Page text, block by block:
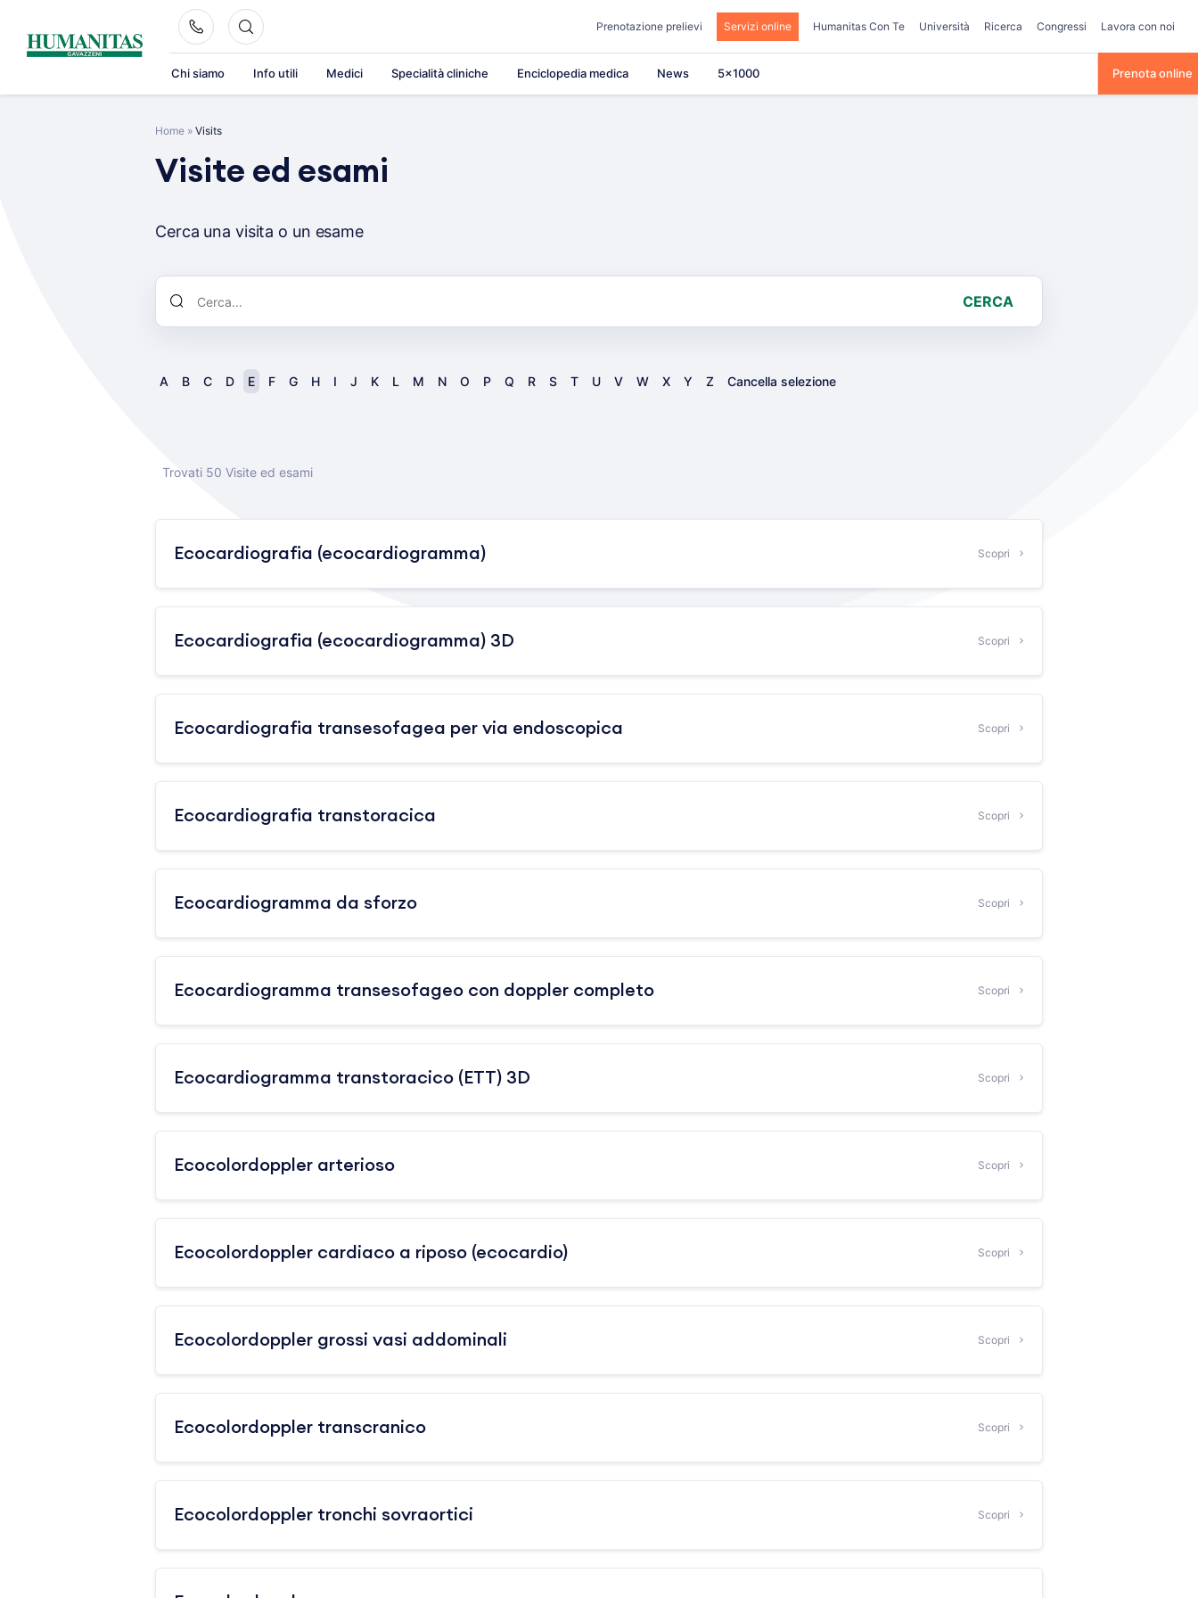
content
Prenotazione prelievi Servizi online Humanitas Con Te Università Ricerca Congressi Lavora con noi
Chi siamo Info utili Medici Specialità cliniche Enciclopedia medica News 5×1000 Prenota online
Home » Visits
Visite ed esami
Cerca una visita o un esame
CERCA
A B C D E F G H I J K L M N O P Q R S T U V W X Y Z Cancella selezione
Trovati 50 Visite ed esami
Ecocardiografia (ecocardiogramma) Scopri
Ecocardiografia (ecocardiogramma) 3D Scopri
Ecocardiografia transesofagea per via endoscopica Scopri
Ecocardiografia transtoracica Scopri
Ecocardiogramma da sforzo Scopri
Ecocardiogramma transesofageo con doppler completo Scopri
Ecocardiogramma transtoracico (ETT) 3D Scopri
Ecocolordoppler arterioso Scopri
Ecocolordoppler cardiaco a riposo (ecocardio) Scopri
Ecocolordoppler grossi vasi addominali Scopri
Ecocolordoppler transcranico Scopri
Ecocolordoppler tronchi sovraortici Scopri